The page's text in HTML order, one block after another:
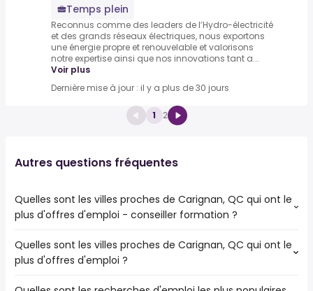
Temps plein
Reconnus comme des leaders de l’Hydro-électricité
et des grands réseaux électriques, nous exportons
une énergie propre et renouvelable et valorisons
notre expertise ainsi que nos innovations tant a...
Voir plus
Dernière mise à jour : il y a plus de 30 jours
1 2
Autres questions fréquentes
Quelles sont les villes proches de Carignan, QC qui ont le
plus d'offres d'emploi - conseiller formation ?
Les villes proches de Carignan, QC qui ont le plus d'offres
d'emploi - conseiller formation sont :
Quelles sont les villes proches de Carignan, QC qui ont le
plus d'offres d'emploi ?